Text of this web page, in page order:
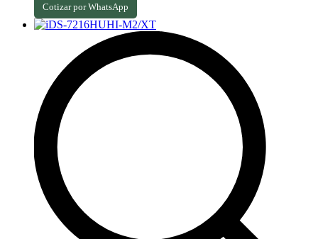
Cotizar por WhatsApp